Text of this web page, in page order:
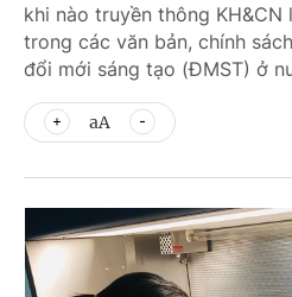
khi nào truyền thông KH&CN
trong các văn bản, chính
đổi mới sáng tạo (ĐMST) ở
aA